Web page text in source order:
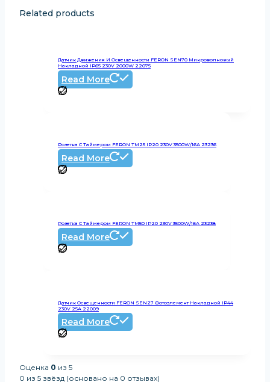
Related products
Датчик Движения И Освещенности FERON SEN70 Микроволновый
Накладной IP65 230V 2000W 22075
Read More
Розетка С Таймером FERON TM25 IP20 230V 3500W/16А 23236
Read More
Розетка С Таймером FERON TM50 IP20 230V 3500W/16А 23238
Read More
Датчик Освещенности FERON SEN27 Фотоэлемент Накладной IP44
230V 25А 22009
Read More
Оценка 0 из 5
0 из 5 звёзд (основано на 0 отзывах)